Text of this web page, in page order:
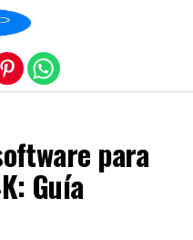
para
Guía
móvil